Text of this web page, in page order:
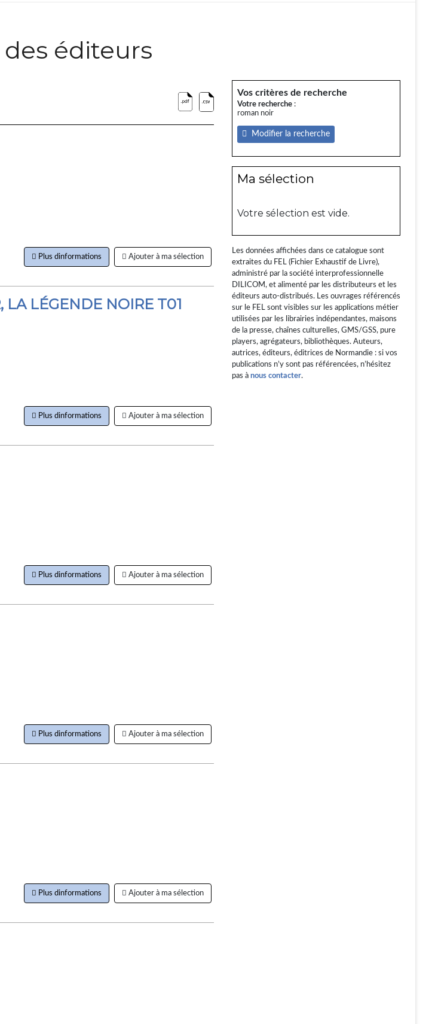
éditeurs
Plus dinformations Ajouter à ma sélection
LA LÉGENDE NOIRE T01
Plus dinformations Ajouter à ma sélection
Plus dinformations Ajouter à ma sélection
Plus dinformations Ajouter à ma sélection
Plus dinformations Ajouter à ma sélection
Vos critères de recherche
Votre recherche :
roman noir
Modifier la recherche
Ma sélection
Votre sélection est vide.
Les données affichées dans ce catalogue sont
extraites du FEL (Fichier Exhaustif de Livre),
administré par la société interprofessionnelle
DILICOM, et alimenté par les distributeurs et les
éditeurs auto-distribués. Les ouvrages référencés
sur le FEL sont visibles sur les applications métier
utilisées par les librairies indépendantes, maisons
de la presse, chaînes culturelles, GMS/GSS, pure
players, agrégateurs, bibliothèques. Auteurs,
autrices, éditeurs, éditrices de Normandie : si vos
publications n’y sont pas référencées, n’hésitez
pas à nous contacter.